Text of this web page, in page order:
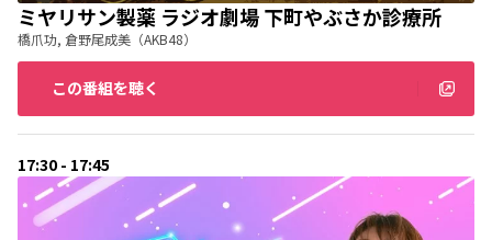
ミヤリサン製薬 ラジオ劇場 下町やぶさか診療所
橋爪功, 倉野尾成美（AKB48）
この番組を聴く
17:30 - 17:45